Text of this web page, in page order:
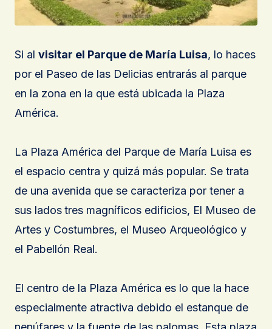
Si al visitar el Parque de María Luisa, lo haces
por el Paseo de las Delicias entrarás al parque
en la zona en la que está ubicada la Plaza
América.
La Plaza América del Parque de María Luisa es
el espacio centra y quizá más popular. Se trata
de una avenida que se caracteriza por tener a
sus ladostres magníficos edificios, El Museo de
Artes y Costumbres, el Museo Arqueológico y
el Pabellón Real.
El centro de la Plaza América es lo que la hace
especialmente atractiva debido el estanque de